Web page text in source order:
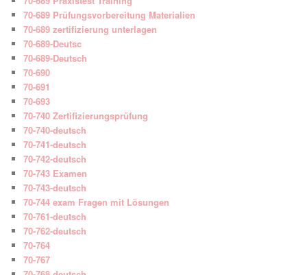
70-689 Prüfungsvorbereitung Materialien
70-689 zertifizierung unterlagen
70-689-Deutsc
70-689-Deutsch
70-690
70-691
70-693
70-740 Zertifizierungsprüfung
70-740-deutsch
70-741-deutsch
70-742-deutsch
70-743 Examen
70-743-deutsch
70-744 exam Fragen mit Lösungen
70-761-deutsch
70-762-deutsch
70-764
70-767